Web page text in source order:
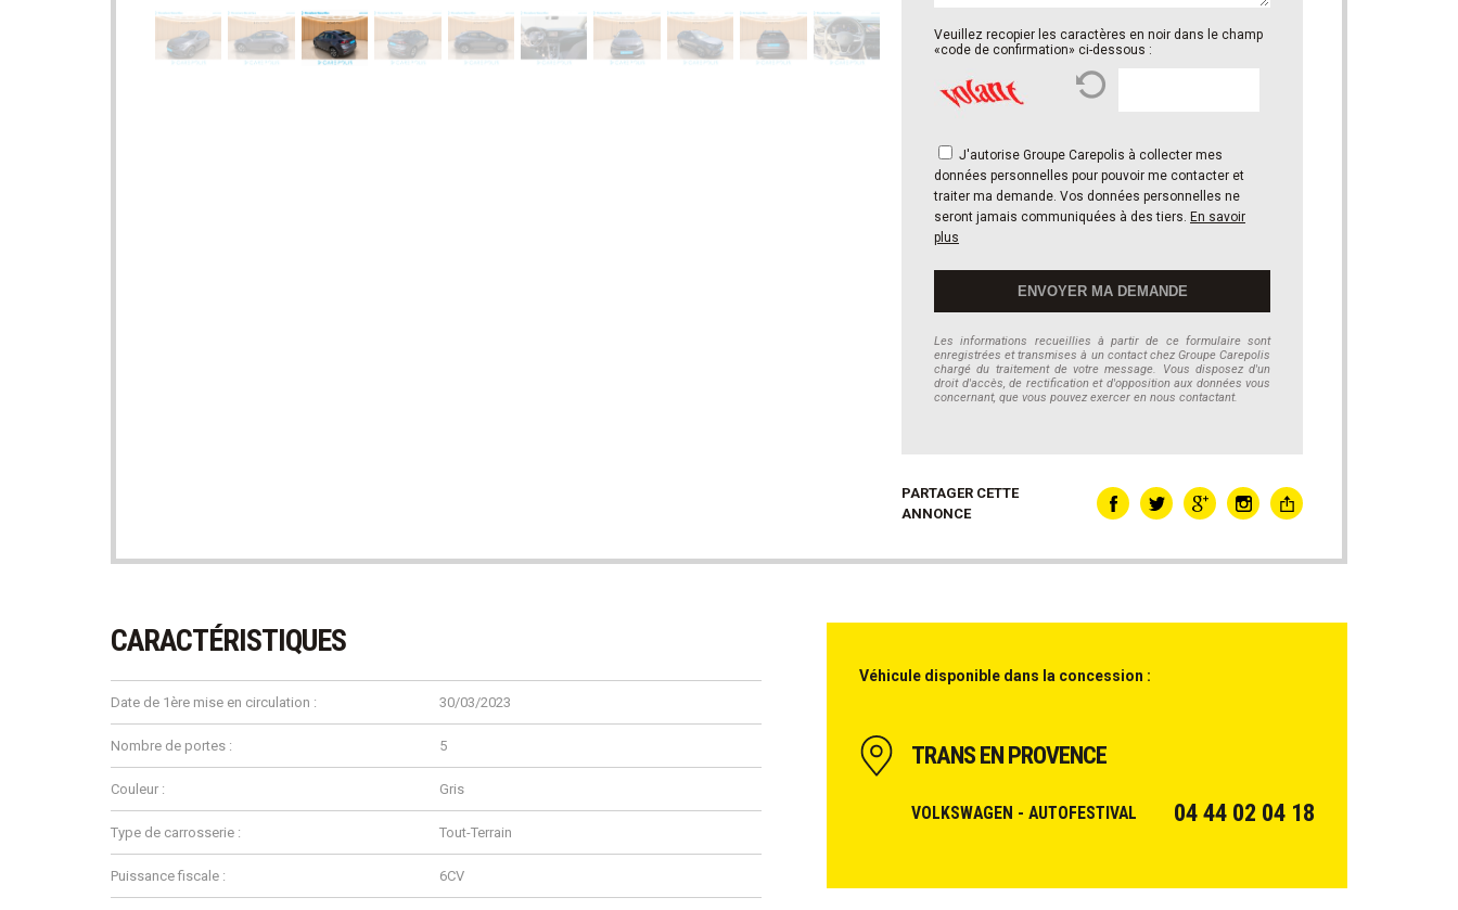
Veuillez recopier les caractères en noir dans le champ
«code de confirmation» ci-dessous :
données personnelles pour pouvoir me contacter et
traiter ma demande. Vos données personnelles ne
seront jamais communiquées à des tiers. En savoir
plus
Les informations recueillies à partir de ce formulaire sont
enregistrées et transmises à un contact chez Groupe Carepolis
chargé du traitement de votre message. Vous disposez d'un
droit d'accès, de rectification et d'opposition aux données vous
concernant, que vous pouvez exercer en nous contactant.
PARTAGER CETTE
ANNONCE
CARACTÉRISTIQUES
Date de 1ère mise en circulation : 30/03/2023
Nombre de portes : 5
Couleur : Gris
Type de carrosserie : Tout-Terrain
Puissance fiscale : 6CV
Véhicule disponible dans la concession :
TRANS EN PROVENCE
VOLKSWAGEN - AUTOFESTIVAL 04 44 02 04 18